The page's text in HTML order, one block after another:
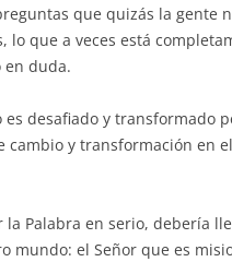
que quizás la gente
lo que a veces está
en duda.
desafiado y transformado
y transformación en
Palabra en serio, debería
mundo: el Señor que es